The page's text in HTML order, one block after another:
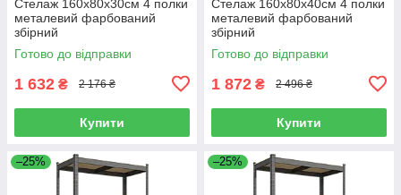
Стелаж 160x80x30см 4 полки
металевий фарбований
збірний
Готово до відправки
1 632 ₴ 2 176 ₴
Купити
Стелаж 160x80x40см 4 полки
металевий фарбований
збірний
Готово до відправки
1 872 ₴ 2 496 ₴
Купити
–25% –25%